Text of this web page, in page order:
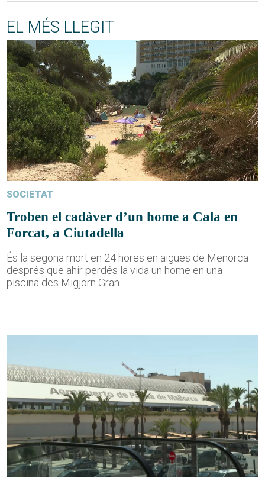
EL MÉS LLEGIT
SOCIETAT
Troben el cadàver d’un home a Cala en
Forcat, a Ciutadella
És la segona mort en 24 hores en aigües de Menorca
després que ahir perdés la vida un home en una
piscina des Migjorn Gran